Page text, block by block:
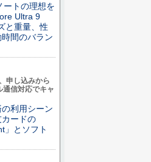
ートの理想を
Ultra 9
と重量、性
間のバラン
申し込みから
通信対応でキャ
利用シーン
ードの
」とソフト